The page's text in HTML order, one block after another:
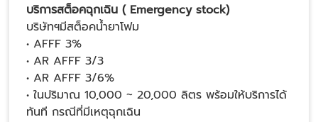
บริการสต็อคฉุกเฉิน ( Emergency stock)
บริษัทฯมีสต็อคน้ำยาโฟม
• AFFF 3%
• AR AFFF 3/3
• AR AFFF 3/6%
• ในปริมาณ 10,000 ~ 20,000 ลิตร พร้อมให้บริการได้
ทันที กรณีที่มีเหตุฉุกเฉิน